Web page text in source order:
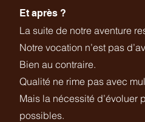
Et après ?
La suite de notre aventure
Notre vocation n’est pas
Bien au contraire.
Qualité ne rime pas avec
Mais la nécessité d’évoluer
possibles.